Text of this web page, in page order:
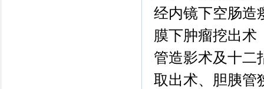
经内镜下空肠造
膜下肿瘤挖出术
管造影术及十二
取出术、胆胰管